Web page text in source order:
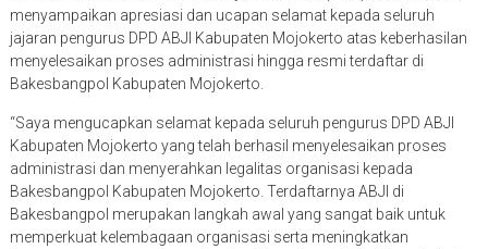
menyampaikan apresiasi dan ucapan selamat kepada seluruh
jajaran pengurus DPD ABJI Kabupaten Mojokerto atas keberhasilan
menyelesaikan proses administrasi hingga resmi terdaftar di
Bakesbangpol Kabupaten Mojokerto.
“Saya mengucapkan selamat kepada seluruh pengurus DPD ABJI
Kabupaten Mojokerto yang telah berhasil menyelesaikan proses
administrasi dan menyerahkan legalitas organisasi kepada
Bakesbangpol Kabupaten Mojokerto. Terdaftarnya ABJI di
Bakesbangpol merupakan langkah awal yang sangat baik untuk
memperkuat kelembagaan organisasi serta meningkatkan